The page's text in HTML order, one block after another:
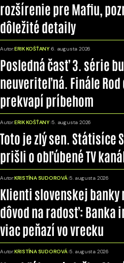
rozšírenie pre Mafiu,
dôležité detaily
Autor:ERIK KOŠŤANY 6. augusta 2026
Posledná časť 3. série
neuveriteľná. Finále Rod
prekvapí príbehom
Autor:ERIK KOŠŤANY 5. augusta 2026
Toto je zlý sen. Státisíce
prišli o obľúbené TV
Autor:KRISTÍNA SUDOROVÁ 5. augusta 2026
Klienti slovenskej banky
dôvod na radosť: Banka
viac peňazí vo vrecku
Autor:KRISTÍNA SUDOROVÁ 5. augusta 2026